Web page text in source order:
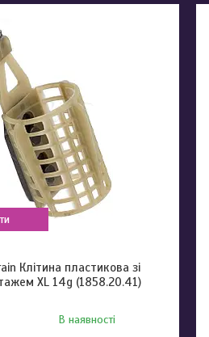
Клітина пластикова зі
XL 14g (1858.20.41)
В наявності